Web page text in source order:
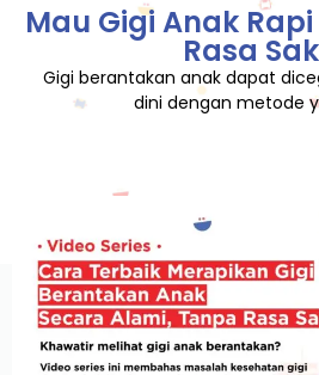
Mau Gigi Anak
Rasa
Gigi berantakan anak dapat
dini dengan metode